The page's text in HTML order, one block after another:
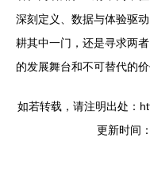
深刻定义、数据与体验驱
耕其中一门，还是寻求两
的发展舞台和不可替代的价
如若转载，请注明出处：
更新时间